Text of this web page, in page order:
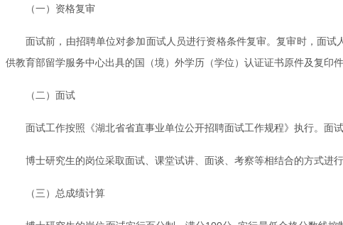
（一）资格复审
面试前，由招聘单位对参加面试人员进行资格条件复审。复审时，面
供教育部留学服务中心出具的国（境）外学历（学位）认证证书原件及复印
（二）面试
面试工作按照《湖北省省直事业单位公开招聘面试工作规程》执行。面
博士研究生的岗位采取面试、课堂试讲、面谈、考察等相结合的方式进
（三）总成绩计算